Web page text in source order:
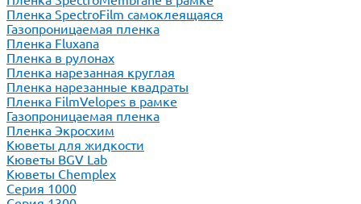
Пленка SpectroFilm самоклеящаяся
Газопроницаемая пленка
Пленка Fluxana
Пленка в рулонах
Пленка нарезанная круглая
Пленка нарезанные квадраты
Пленка FilmVelopes в рамке
Газопроницаемая пленка
Пленка Экросхим
Кюветы для жидкости
Кюветы BGV Lab
Кюветы Chemplex
Серия 1000